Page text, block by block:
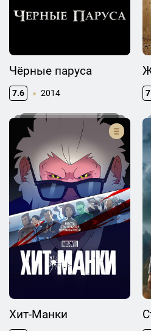
Чёрные паруса
7.6 2014
Хит-Манки